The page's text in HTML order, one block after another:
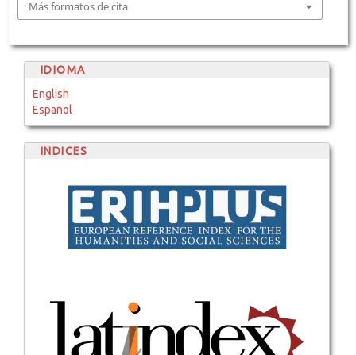
Más formatos de cita
IDIOMA
English
Español
INDICES